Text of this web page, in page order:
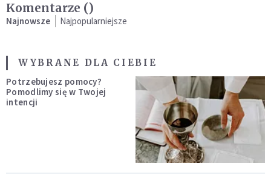
Komentarze ()
Najnowsze Najpopularniejsze
WYBRANE DLA CIEBIE
Potrzebujesz pomocy?
Pomodlimy się w Twojej
intencji